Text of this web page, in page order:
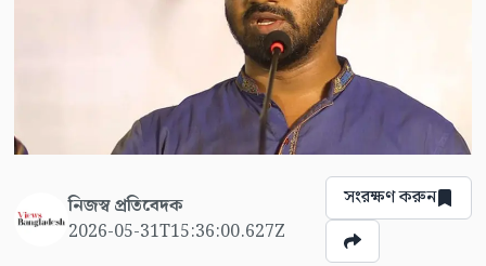
নিজস্ব প্রতিবেদক
2026-05-31T15:36:00.627Z
সংরক্ষণ করুন